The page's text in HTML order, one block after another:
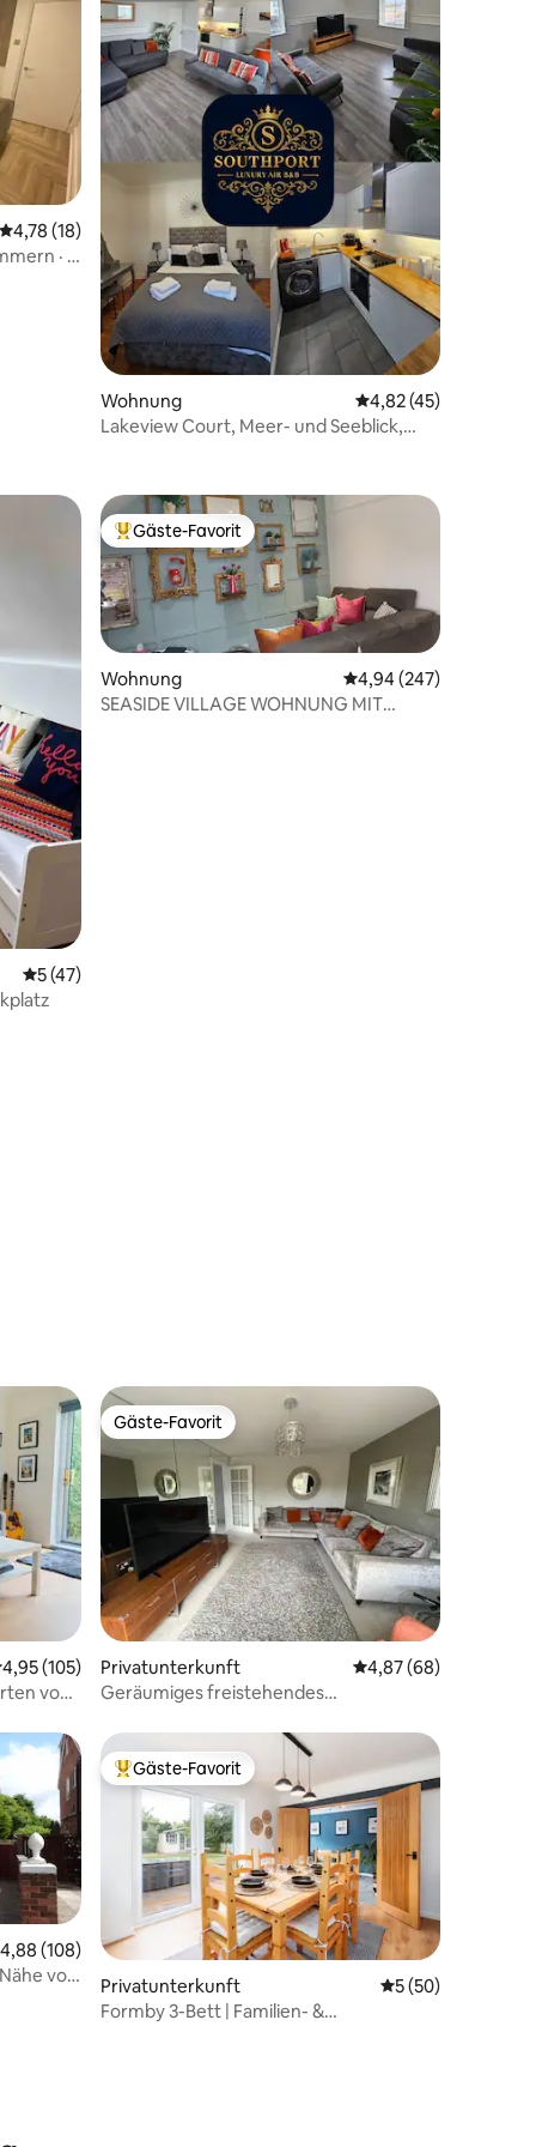
Durchschnittliche Bewertung: 4,78 von 5, 18 Bewertungen
4,78 (18)
· 4
Wohnung Durchschnittliche
4,82 (45)
Lakeview Court, Meer- und Seeblick,
Durchschnittliche Bewertung: 5 von 5, 47 Bewertungen
5 (47)
Beliebter Gäste-Favorit.
Gäste-Favorit
Wohnung Durchschnittliche
4,94 (247)
SEASIDE VILLAGE WOHNUNG MIT
Bewertungen
Bewertung: 4,95 von 5, 105 Bewertungen
4,95 (105)
von
Gäste-Favorit
Gäste-Favorit
Privatunterkunft Durchschnittliche
4,87 (68)
Geräumiges freistehendes
Bewertung: 4,88 von 5, 108 Bewertungen
4,88 (108)
von
Beliebter Gäste-Favorit.
Gäste-Favorit
Privatunterkunft Durchschnittliche
5 (50)
Formby 3-Bett | Familien- &